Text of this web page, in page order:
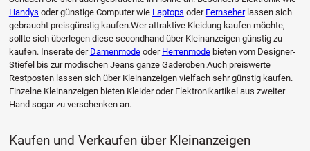
Handys oder günstige Computer wie Laptops oder Fernseherlassen sich
gebraucht preisgünstig kaufen.Wer attraktive Kleidung kaufen möchte,
sollte sich überlegen diese secondhand über Kleinanzeigen günstig zu
kaufen. Inserate der Damenmodeoder Herrenmodebieten vom Designer-
Stiefel bis zur modischen Jeans ganze Gaderoben.Auch preiswerte
Restposten lassen sich über Kleinanzeigen vielfach sehr günstig kaufen.
Einzelne Kleinanzeigen bieten Kleider oder Elektronikartikel aus zweiter
Hand sogar zu verschenken an.
Kaufen und Verkaufen über Kleinanzeigen